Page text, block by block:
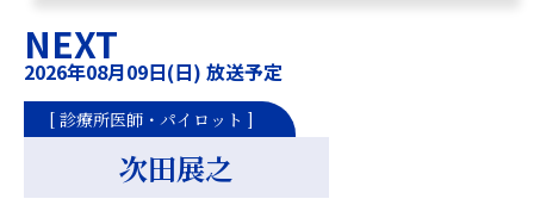
NEXT
2026年08月09日(日) 放送予定
次田展之
[ 診療所医師・パイロット ]